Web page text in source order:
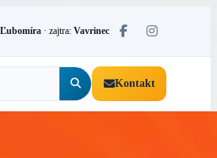
Ľubomíra · zajtra: Vavrinec
Kontakt